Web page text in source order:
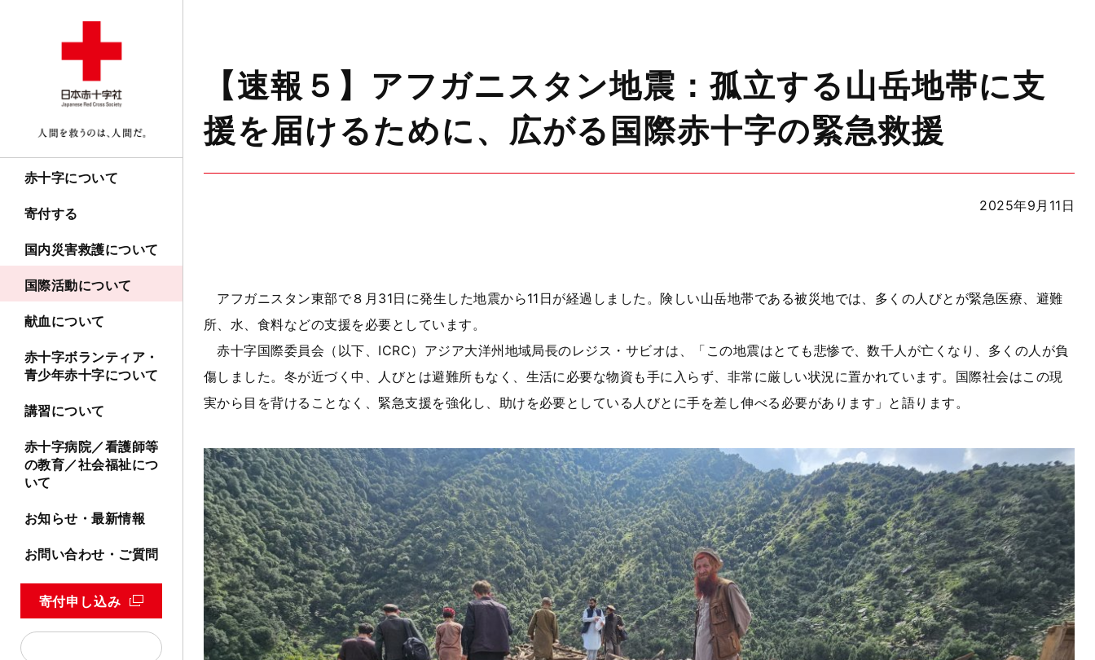
赤十字について
寄付する
国内災害救護について
国際活動について
献血について
赤十字ボランティア・
青少年赤十字について
講習について
赤十字病院／看護師等
の教育／社会福祉につ
いて
お知らせ・最新情報
お問い合わせ・ご質問
寄付申し込み
【速報５】アフガニスタン地震：孤立する山岳地帯に支
援を届けるために、広がる国際赤十字の緊急救援
2025年9月11日
アフガニスタン東部で８月31日に発生した地震から11日が経過しました。険しい山岳地帯である被災地では、多くの人びとが緊急医療、避難
所、水、食料などの支援を必要としています。
赤十字国際委員会（以下、ICRC）アジア大洋州地域局長のレジス・サビオは、「この地震はとても悲惨で、数千人が亡くなり、多くの人が負
傷しました。冬が近づく中、人びとは避難所もなく、生活に必要な物資も手に入らず、非常に厳しい状況に置かれています。国際社会はこの現
実から目を背けることなく、緊急支援を強化し、助けを必要としている人びとに手を差し伸べる必要があります」と語ります。